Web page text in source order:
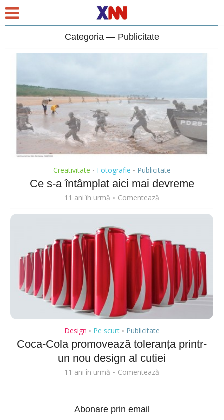
Categoria — Publicitate
Creativitate • Fotografie • Publicitate
Ce s-a întâmplat aici mai devreme
11 ani în urmă Comentează
Design • Pe scurt • Publicitate
Coca-Cola promovează toleranța printr-
un nou design al cutiei
11 ani în urmă Comentează
Abonare prin email